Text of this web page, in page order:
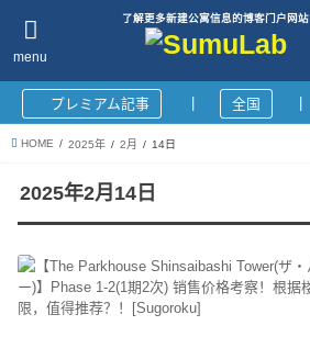
了解更多新建公寓信息的博客门户网站
menu
プレミアム記事 全国
HOME 2025年 2月 14日
2025年2月14日